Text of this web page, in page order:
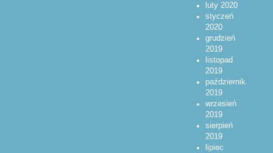
luty 2020
styczeń
2020
grudzień
2019
listopad
2019
październik
2019
wrzesień
2019
sierpień
2019
lipiec